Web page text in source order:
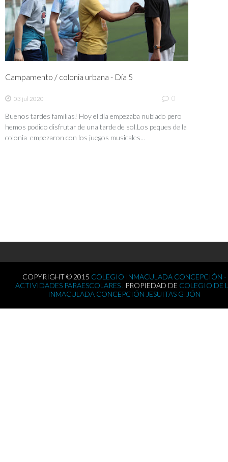
Campamento / colonia urbana - Día 5
03 jul 2020 0
Buenos tardes familias! Hoy el día empezaba nublado pero
hemos podido disfrutar de una tarde de sol.Los peques de la
colonia empezaron con los juegos musicales...
COPYRIGHT © 2015 COLEGIO INMACULADA CONCEPCIÓN -
ACTIVIDADES PARAESCOLARES . PROPIEDAD DE COLEGIO DE
INMACULADA CONCEPCIÓN JESUITAS GIJÓN